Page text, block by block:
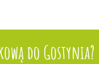
do Gostynia?